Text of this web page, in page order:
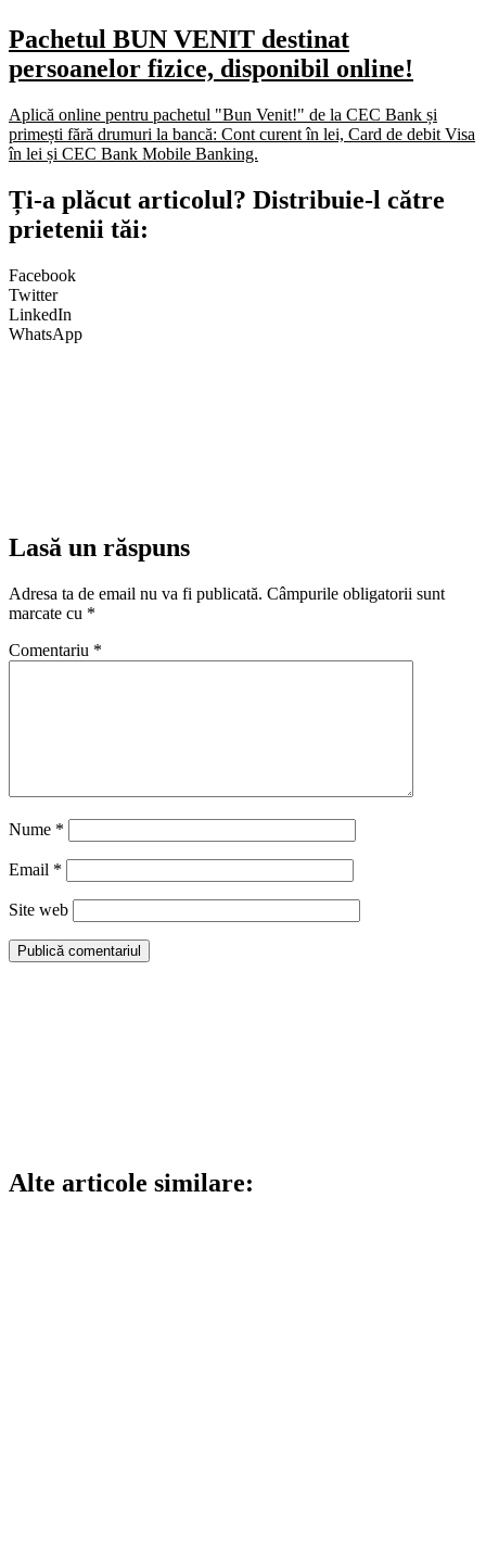
Pachetul BUN VENIT destinat
persoanelor fizice, disponibil online!
Aplică online pentru pachetul "Bun Venit!" de la CEC Bank și
primești fără drumuri la bancă: Cont curent în lei, Card de debit Visa
în lei și CEC Bank Mobile Banking.​
Ți-a plăcut articolul? Distribuie-l către
prietenii tăi:
Facebook
Twitter
LinkedIn
WhatsApp
Lasă un răspuns
Adresa ta de email nu va fi publicată. Câmpurile obligatorii sunt
marcate cu *
Comentariu *
Nume *
Email *
Site web
Alte articole similare: